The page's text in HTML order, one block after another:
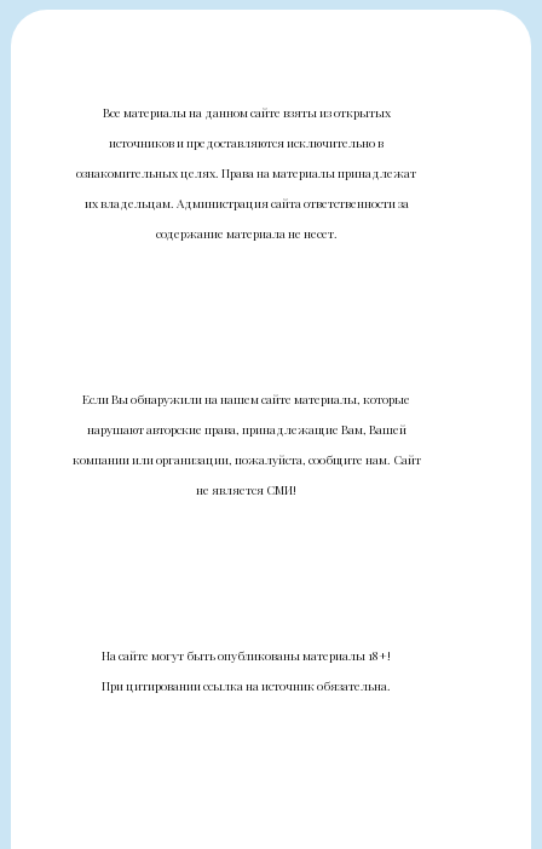
Все материалы на данном сайте взяты из открытых
источников и предоставляются исключительно в
ознакомительных целях. Права на материалы принадлежат
их владельцам. Администрация сайта ответственности за
содержание материала не несет.
Если Вы обнаружили на нашем сайте материалы, которые
нарушают авторские права, принадлежащие Вам, Вашей
компании или организации, пожалуйста, сообщите нам. Сайт
не является СМИ!
На сайте могут быть опубликованы материалы 18+!
При цитировании ссылка на источник обязательна.